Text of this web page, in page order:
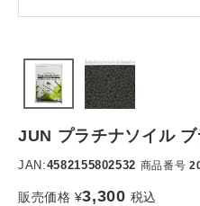
JUN プラチナソイル
JAN:4582155802532 商品番号
販売価格 ¥3,300 税込